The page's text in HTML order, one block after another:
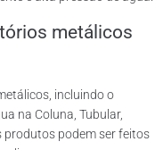
metálicos
incluindo o
na Coluna, Tubular,
produtos podem ser feitos